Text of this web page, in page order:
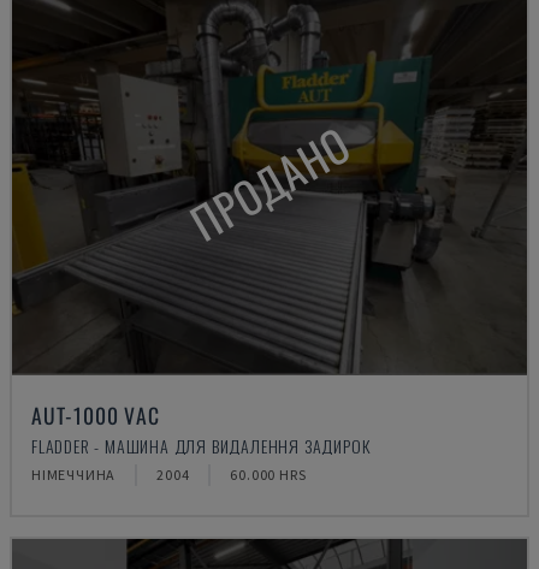
ПРОДАНО
AUT-1000 VAC
FLADDER - МАШИНА ДЛЯ ВИДАЛЕННЯ ЗАДИРОК
НІМЕЧЧИНА 2004 60.000 HRS